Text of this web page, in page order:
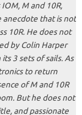
M and 10R,
anecdote that is not
10R. He does not
by Colin Harper
3 sets of sails. As
to return
of M and 10R
But he does not
and passionate